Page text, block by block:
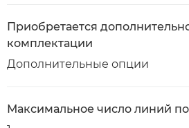
Приобретается
комплектации
Дополнительные опции
Максимальное число линий